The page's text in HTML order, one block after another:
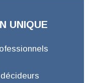
UNIQUE